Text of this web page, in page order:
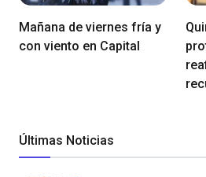
Mañana de viernes fría y
con viento en Capital
Últimas Noticias